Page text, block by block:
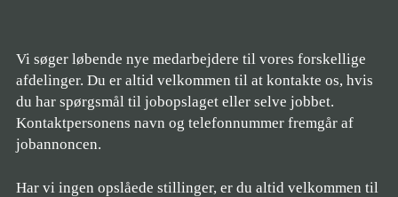
også samtidig, at du forstår
at prioritere og skrive kort
og præcist.
Husk at starte med det
uddannelse og dine jobs.
aktiviteter, såsom teaterture, til julebanko
Prisvindende kantineordning med sund og varieret
morgen- og frokostbuffet, frisk frugt og mulighed for
aftensmad
Vi søger løbende nye medarbejdere til vores forskellige
afdelinger. Du er altid velkommen til at kontakte os, hvis
du har spørgsmål til jobopslaget eller selve jobbet.
Kontaktpersonens navn og telefonnummer fremgår af
jobannoncen.
Har vi ingen opslåede stillinger, er du altid velkommen til